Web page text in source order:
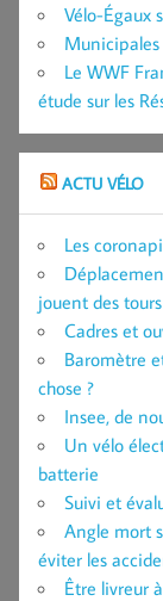
Vélo-Égaux
Municipales
Le WWF
étude sur les
ACTU VÉLO
Les
jouent des tours
Cadres et
Baromètre
chose ?
Insee, de
Un vélo
batterie
Suivi et
Angle mort
éviter les
Être livreur